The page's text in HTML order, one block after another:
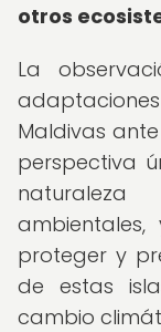
otros
La
Maldivas
perspectiva
proteger y
de estas
cambio